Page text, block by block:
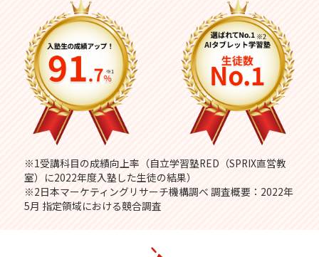
※1受講科目の成績向上率（自立学習塾RED（SPRIX直営教
室）に2022年度入塾した生徒の結果）
※2日本マーケティングリサーチ機構調べ 調査概要：2022年
5月 指定領域における競合調査